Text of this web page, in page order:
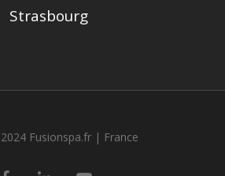
Strasbourg
Fusionspa.fr | France